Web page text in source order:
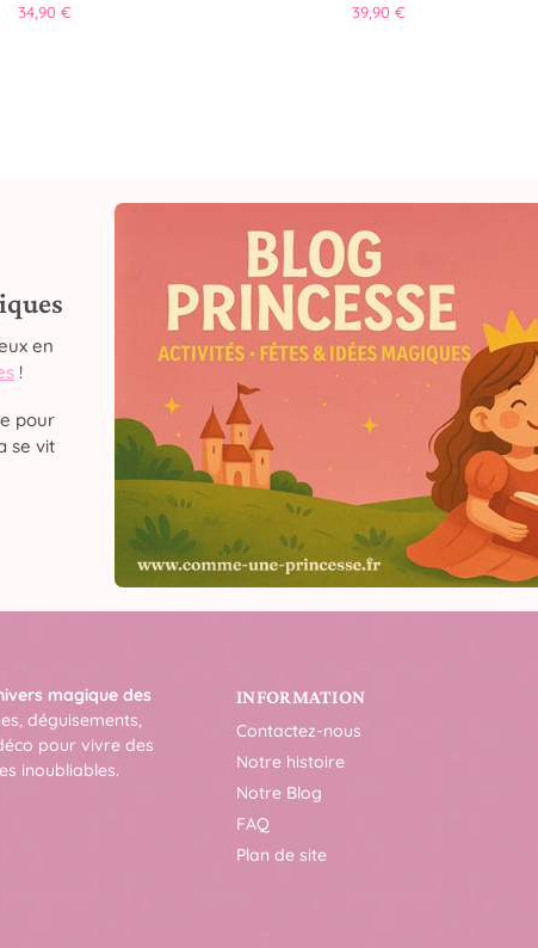
34,90 €
39,90 €
en
!
pour
se vit
magique des
déguisements,
pour vivre des
inoubliables.
INFORMATION
Contactez-nous
Notre histoire
Notre Blog
FAQ
Plan de site